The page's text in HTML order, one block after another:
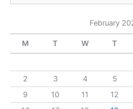
e
c
f
:
February
M T W T
2
3 4 5
9
10 11 12